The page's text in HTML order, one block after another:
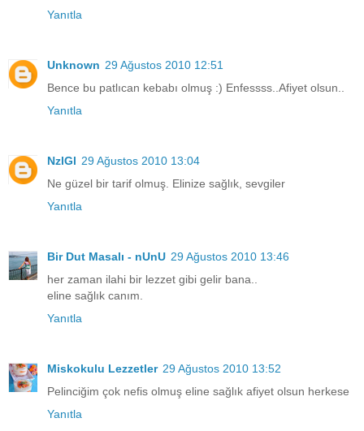
Yanıtla
Unknown 29 Ağustos 2010 12:51
Bence bu patlıcan kebabı olmuş :) Enfessss..Afiyet olsun..
Yanıtla
NzlGl 29 Ağustos 2010 13:04
Ne güzel bir tarif olmuş. Elinize sağlık, sevgiler
Yanıtla
Bir Dut Masalı - nUnU 29 Ağustos 2010 13:46
her zaman ilahi bir lezzet gibi gelir bana..
eline sağlık canım.
Yanıtla
Miskokulu Lezzetler 29 Ağustos 2010 13:52
Pelinciğim çok nefis olmuş eline sağlık afiyet olsun herkese
Yanıtla